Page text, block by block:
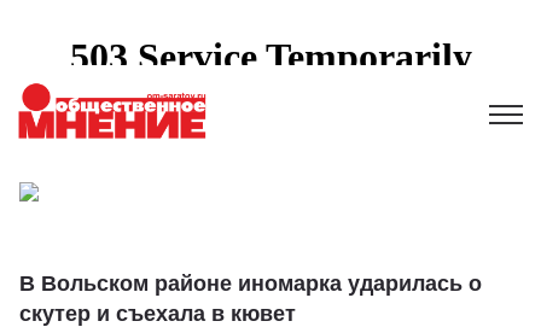
В Вольском районе иномарка ударилась о
скутер и съехала в кювет